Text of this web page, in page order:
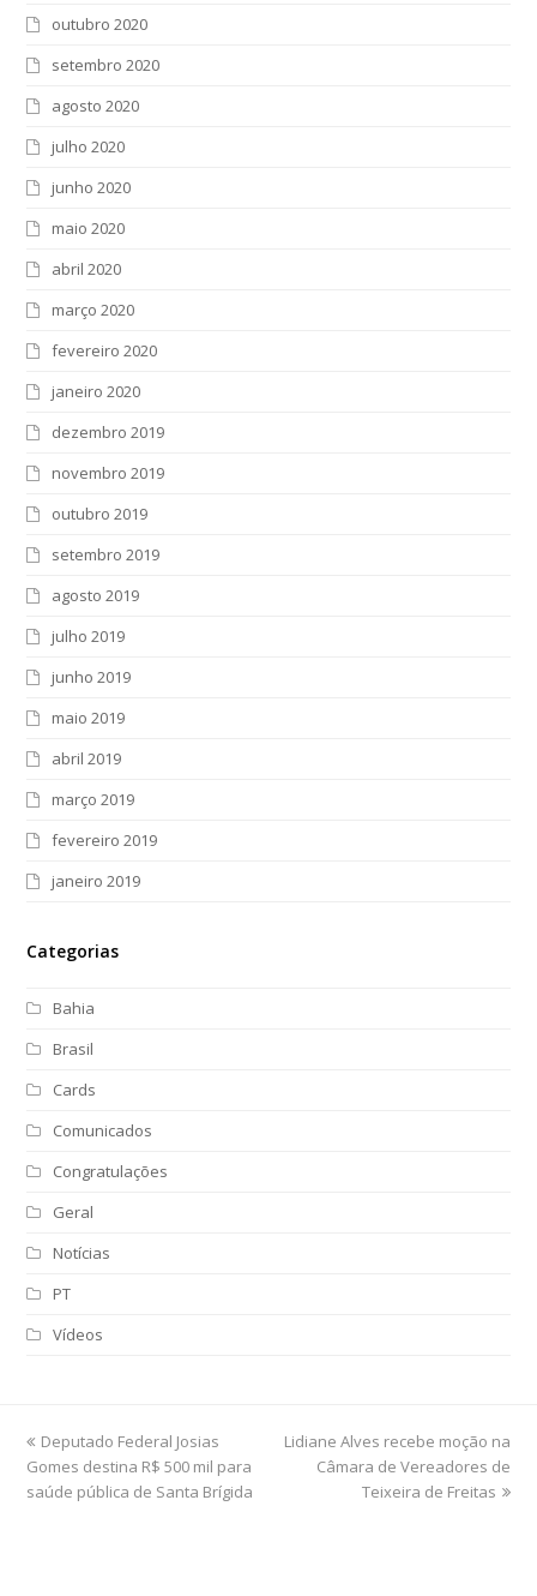
outubro 2020
setembro 2020
agosto 2020
julho 2020
junho 2020
maio 2020
abril 2020
março 2020
fevereiro 2020
janeiro 2020
dezembro 2019
novembro 2019
outubro 2019
setembro 2019
agosto 2019
julho 2019
junho 2019
maio 2019
abril 2019
março 2019
fevereiro 2019
janeiro 2019
Categorias
Bahia
Brasil
Cards
Comunicados
Congratulações
Geral
Notícias
PT
Vídeos
previous
post:
Deputado Federal Josias
Gomes destina R$ 500 mil para
saúde pública de Santa Brígida
next
post:
Lidiane Alves recebe moção na
Câmara de Vereadores de
Teixeira de Freitas